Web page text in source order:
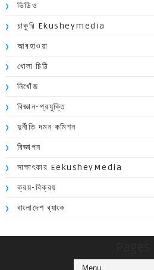
ভিডিও
চাকুরি Ekusheymedia
আবহাওয়া
খোলা চিঠি
নিখোঁজ
বিজ্ঞান-প্রযুক্তি
দুর্নীতি দমন কমিশন
বিজ্ঞাপন
সাক্ষাৎকার EekusheyMedia
ক্রয়-বিক্রয়
বাংলাদেশ ব্যাংক